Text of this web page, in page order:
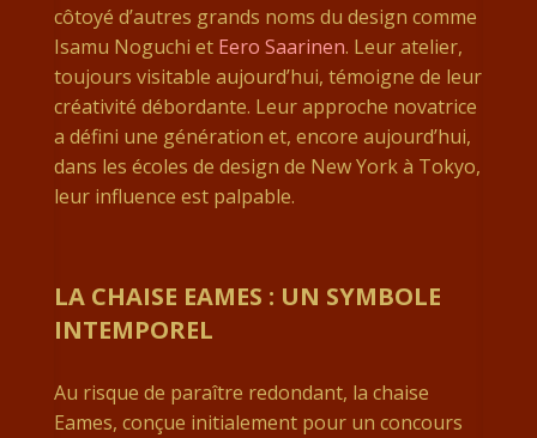
côtoyé d’autres grands noms du design comme
Isamu Noguchi et Eero Saarinen. Leur atelier,
toujours visitable aujourd’hui, témoigne de leur
créativité débordante. Leur approche novatrice
a défini une génération et, encore aujourd’hui,
dans les écoles de design de New York à Tokyo,
leur influence est palpable.
LA CHAISE EAMES : UN SYMBOLE
INTEMPOREL
Au risque de paraître redondant, la chaise
Eames, conçue initialement pour un concours